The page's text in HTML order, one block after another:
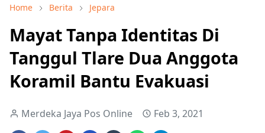
Home Berita Jepara
Mayat Tanpa Identitas Di
Tanggul Tlare Dua Anggota
Koramil Bantu Evakuasi
Merdeka Jaya Pos Online Feb 3, 2021